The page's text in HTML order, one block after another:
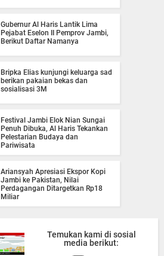
Gubernur Al Haris Lantik Lima
Pejabat Eselon II Pemprov Jambi,
Berikut Daftar Namanya
Bripka Elias kunjungi keluarga sad
berikan pakaian bekas dan
sosialisasi 3M
Festival Jambi Elok Nian Sungai
Penuh Dibuka, Al Haris Tekankan
Pelestarian Budaya dan
Pariwisata
Ariansyah Apresiasi Ekspor Kopi
Jambi ke Pakistan, Nilai
Perdagangan Ditargetkan Rp18
Miliar
Temukan kami di sosial
media berikut: